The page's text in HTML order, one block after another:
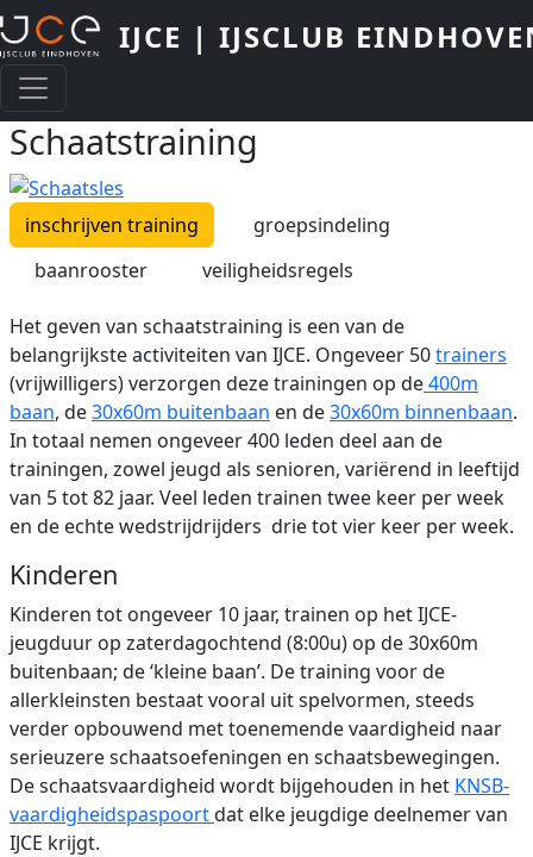
Overslaan en naar de inhoud gaan
IJCE | IJSCLUB
Schaatstraining
inschrijven training
groepsindeling
baanrooster
veiligheidsregels
Het geven van schaatstraining is een van de
belangrijkste activiteiten van IJCE. Ongeveer 50trainers
(vrijwilligers) verzorgen deze trainingen op de400m
baan, de30x60m buitenbaan en de30x60m binnenbaan.
In totaal nemen ongeveer 400 leden deel aan de
trainingen, zowel jeugd als senioren, variërend in leeftijd
van 5 tot 82 jaar. Veel leden trainen twee keer per week
en de echte wedstrijdrijders drie tot vier keer per week.
Kinderen
Kinderen tot ongeveer 10 jaar, trainen op het IJCE-
jeugduur op zaterdagochtend (8:00u) op de 30x60m
buitenbaan; de ‘kleine baan’. De training voor de
allerkleinsten bestaat vooral uit spelvormen, steeds
verder opbouwend met toenemende vaardigheid naar
serieuzere schaatsoefeningen en schaatsbewegingen.
De schaatsvaardigheid wordt bijgehouden in het KNSB-
vaardigheidspaspoortdat elke jeugdige deelnemer van
IJCE krijgt.